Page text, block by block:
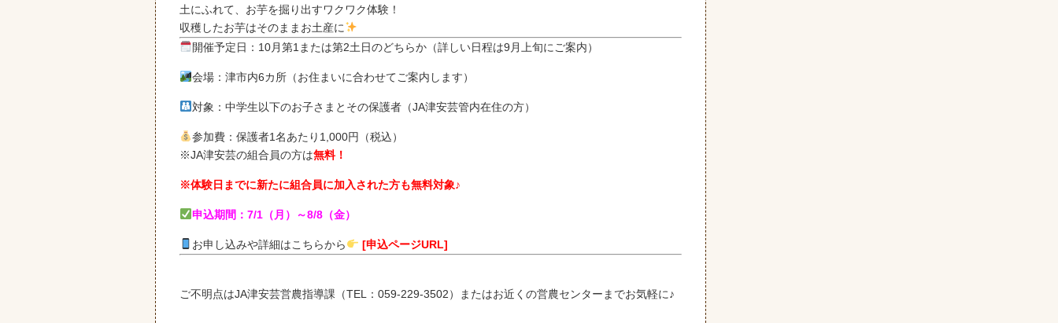
土にふれて、お芋を掘り出すワクワク体験！
収穫したお芋はそのままお土産に
開催予定日：10月第1または第2土日のどちらか（詳しい日程は9月上旬にご案内）
会場：津市内6カ所（お住まいに合わせてご案内します）
対象：中学生以下のお子さまとその保護者（JA津安芸管内在住の方）
参加費：保護者1名あたり1,000円（税込）
※JA津安芸の組合員の方は無料！
※体験日までに新たに組合員に加入された方も無料対象♪
申込期間：7/1（月）～8/8（金）
お申し込みや詳細はこちらから [申込ページURL]
ご不明点はJA津安芸営農指導課（TEL：059-229-3502）またはお近くの営農センターまでお気軽に♪